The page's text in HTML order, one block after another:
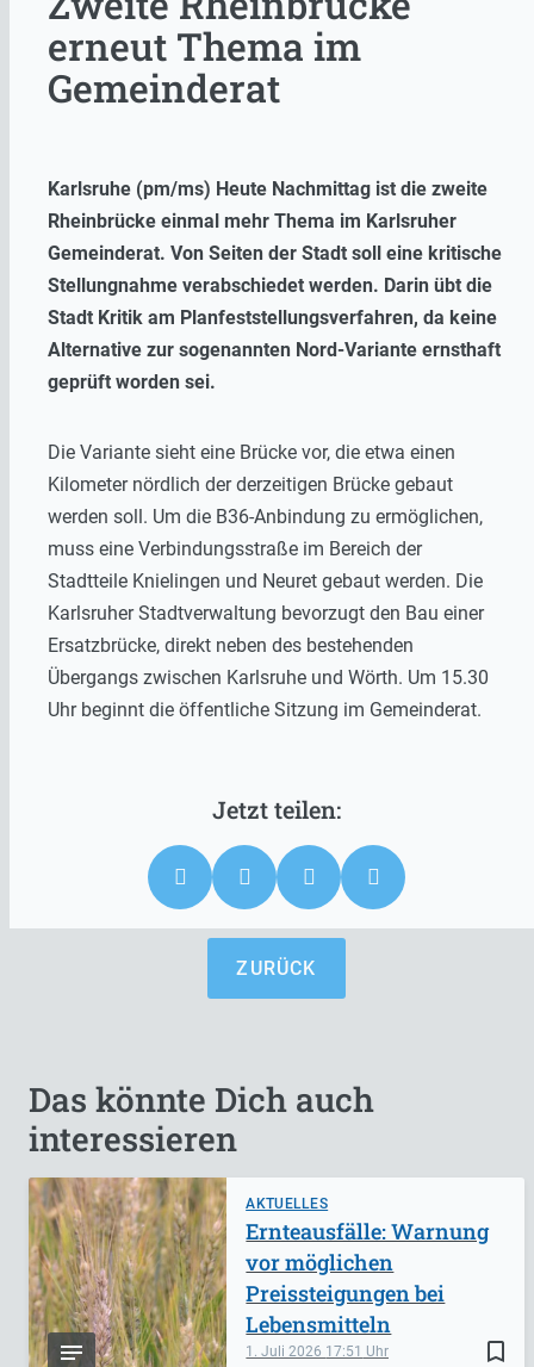
erneut Thema im
Gemeinderat
Karlsruhe (pm/ms) Heute Nachmittag ist die zweite
Rheinbrücke einmal mehr Thema im Karlsruher
Gemeinderat. Von Seiten der Stadt soll eine kritische
Stellungnahme verabschiedet werden. Darin übt die
Stadt Kritik am Planfeststellungsverfahren, da keine
Alternative zur sogenannten Nord-Variante ernsthaft
geprüft worden sei.
Die Variante sieht eine Brücke vor, die etwa einen
Kilometer nördlich der derzeitigen Brücke gebaut
werden soll. Um die B36-Anbindung zu ermöglichen,
muss eine Verbindungsstraße im Bereich der
Stadtteile Knielingen und Neuret gebaut werden. Die
Karlsruher Stadtverwaltung bevorzugt den Bau einer
Ersatzbrücke, direkt neben des bestehenden
Übergangs zwischen Karlsruhe und Wörth. Um 15.30
Uhr beginnt die öffentliche Sitzung im Gemeinderat.
ZURÜCK
Das könnte Dich auch
interessieren
AKTUELLES
bookmark_border
1. Juli 2026 17:51
Ernteausfälle: Warnung
vor möglichen
Preissteigungen bei
Lebensmitteln